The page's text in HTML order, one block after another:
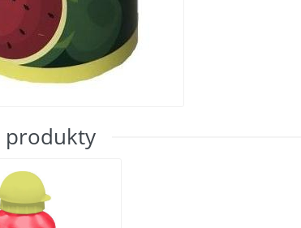
produkty